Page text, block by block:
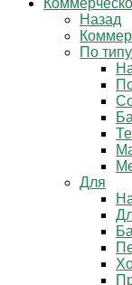
Назад
По типу
Для